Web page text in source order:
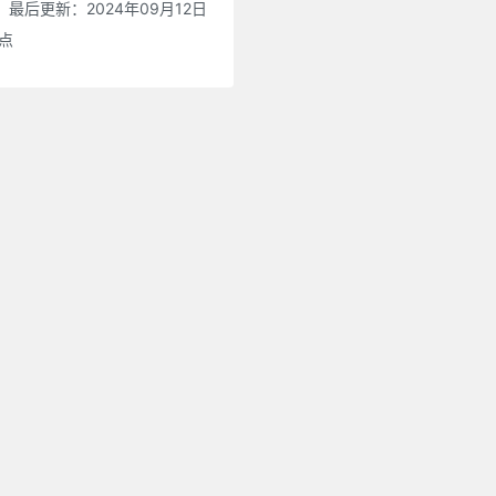
最后更新：2024年09月12日